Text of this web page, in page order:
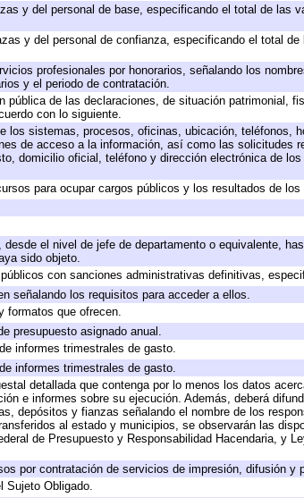
y del personal de base, especificando el total de las
y del personal de confianza, especificando el total
profesionales por honorarios, señalando los
y el periodo de contratación.
pública de las declaraciones, de situación patrimonial,
con lo siguiente.
los sistemas, procesos, oficinas, ubicación, teléfonos,
de acceso a la información, así como las solicitudes
domicilio oficial, teléfono y dirección electrónica de
para ocupar cargos públicos y los resultados de los
el nivel de jefe de departamento o equivalente,
sido objeto.
con sanciones administrativas definitivas,
señalando los requisitos para acceder a ellos.
formatos que ofrecen.
presupuesto asignado anual.
informes trimestrales de gasto.
informes trimestrales de gasto.
detallada que contenga por lo menos los datos
e informes sobre su ejecución. Además, deberá
depósitos y fianzas señalando el nombre de los
al estado y municipios, se observarán las
de Presupuesto y Responsabilidad Hacendaria, y
por contratación de servicios de impresión, difusión y
Sujeto Obligado.